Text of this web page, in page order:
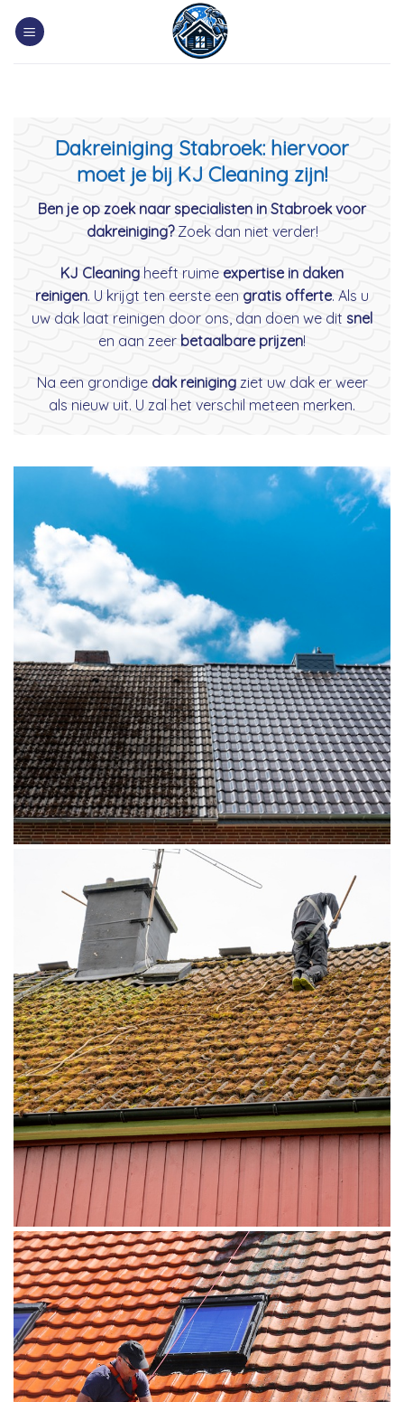
Dakreiniging Stabroek: hiervoor
moet je bij KJ Cleaning zijn!
Ben je op zoek naar specialisten in Stabroek voor
dakreiniging?Zoek dan niet verder!
KJ Cleaning heeft ruime expertise in daken
reinigen. U krijgt ten eerste een gratis offerte. Als u
uw dak laat reinigen door ons, dan doen we dit snel
en aan zeer betaalbare prijzen!
Na een grondige dak reinigingziet uw dak er weer
als nieuw uit. U zal het verschil meteen merken.